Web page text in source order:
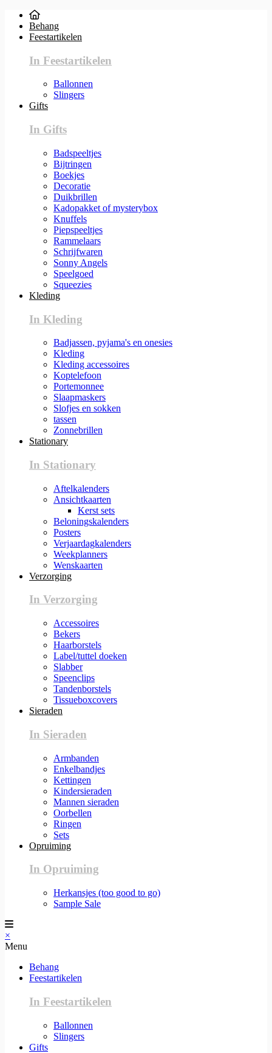
Behang
Feestartikelen
In Feestartikelen
Ballonnen
Slingers
Gifts
In Gifts
Badspeeltjes
Bijtringen
Boekjes
Decoratie
Duikbrillen
Kadopakket of mysterybox
Knuffels
Piepspeeltjes
Rammelaars
Schrijfwaren
Sonny Angels
Speelgoed
Squeezies
Kleding
In Kleding
Badjassen, pyjama's en onesies
Kleding
Kleding accessoires
Koptelefoon
Portemonnee
Slaapmaskers
Slofjes en sokken
tassen
Zonnebrillen
Stationary
In Stationary
Aftelkalenders
Ansichtkaarten
Kerst sets
Beloningskalenders
Posters
Verjaardagkalenders
Weekplanners
Wenskaarten
Verzorging
In Verzorging
Accessoires
Bekers
Haarborstels
Label/tuttel doeken
Slabber
Speenclips
Tandenborstels
Tissueboxcovers
Sieraden
In Sieraden
Armbanden
Enkelbandjes
Kettingen
Kindersieraden
Mannen sieraden
Oorbellen
Ringen
Sets
Opruiming
In Opruiming
Herkansjes (too good to go)
Sample Sale
×
Menu
Behang
Feestartikelen
In Feestartikelen
Ballonnen
Slingers
Gifts